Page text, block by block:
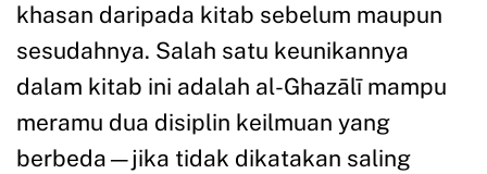
khasan daripada kitab sebelum maupun
sesudahnya. Salah satu keunikannya
dalam kitab ini adalah al-Ghazālī mampu
meramu dua disiplin keilmuan yang
berbeda—jika tidak dikatakan saling